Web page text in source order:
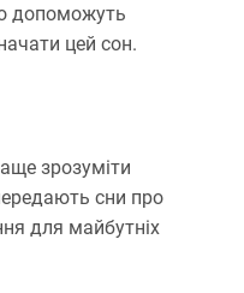
допоможуть
цей сон.
зрозуміти
сни про
для майбутніх